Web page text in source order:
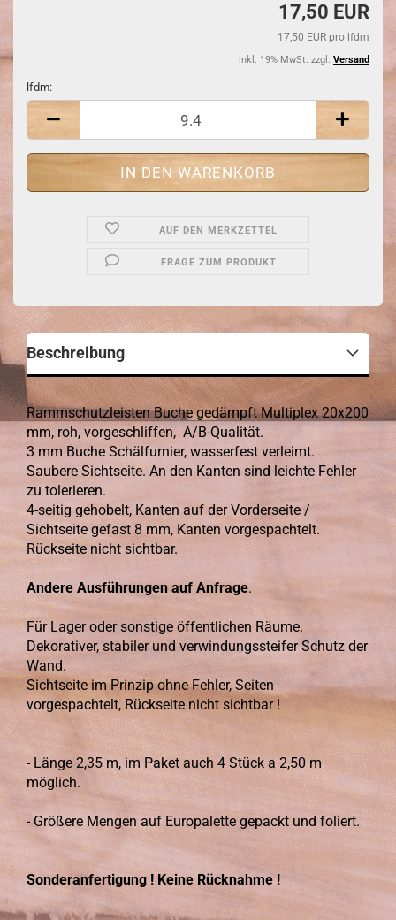
17,50 EUR
17,50 EUR pro lfdm
inkl. 19% MwSt. zzgl. Versand
lfdm:
lfdm
AUF DEN MERKZETTEL
FRAGE ZUM PRODUKT
Beschreibung
Rammschutzleisten Buche gedämpft Multiplex 20x200
mm, roh, vorgeschliffen, A/B-Qualität.
3 mm Buche Schälfurnier, wasserfest verleimt.
Saubere Sichtseite. An den Kanten sind leichte Fehler
zu tolerieren.
4-seitig gehobelt, Kanten auf der Vorderseite /
Sichtseite gefast 8 mm, Kanten vorgespachtelt.
Rückseite nicht sichtbar.
Andere Ausführungen auf Anfrage.
Für Lager oder sonstige öffentlichen Räume.
Dekorativer, stabiler und verwindungssteifer Schutz der
Wand.
Sichtseite im Prinzip ohne Fehler, Seiten
vorgespachtelt, Rückseite nicht sichtbar !
- Länge 2,35 m, im Paket auch 4 Stück a 2,50 m
möglich.
- Größere Mengen auf Europalette gepackt und foliert.
Sonderanfertigung ! Keine Rücknahme !